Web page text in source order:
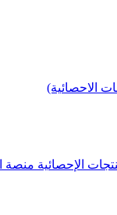
الاحصائية)
الإحصائية منصة